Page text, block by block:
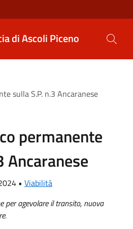
di Ascoli Piceno
sulla S.P. n.3 Ancaranese
permanente
Ancaranese
• Viabilità
per agevolare il transito, nuova